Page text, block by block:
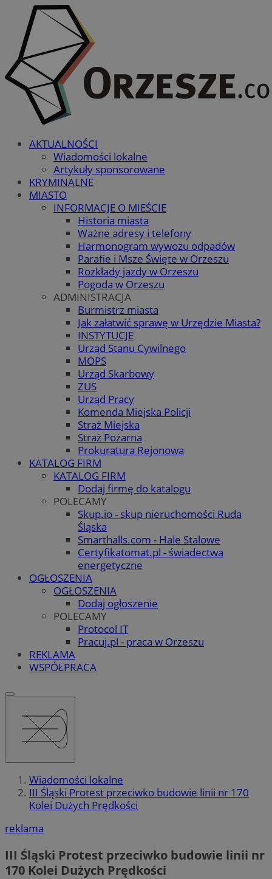
AKTUALNOŚCI
Wiadomości lokalne
Artykuły sponsorowane
KRYMINALNE
MIASTO
INFORMACJE O MIEŚCIE
Historia miasta
Ważne adresy i telefony
Harmonogram wywozu odpadów
Parafie i Msze Święte w Orzeszu
Rozkłady jazdy w Orzeszu
Pogoda w Orzeszu
ADMINISTRACJA
Burmistrz miasta
Jak załatwić sprawę w Urzędzie Miasta?
INSTYTUCJE
Urząd Stanu Cywilnego
MOPS
Urząd Skarbowy
ZUS
Urząd Pracy
Komenda Miejska Policji
Straż Miejska
Straż Pożarna
Prokuratura Rejonowa
KATALOG FIRM
KATALOG FIRM
Dodaj firmę do katalogu
POLECAMY
Skup.io - skup nieruchomości Ruda
Śląska
Smarthalls.com - Hale Stalowe
Certyfikatomat.pl - świadectwa
energetyczne
OGŁOSZENIA
OGŁOSZENIA
Dodaj ogłoszenie
POLECAMY
Protocol IT
Pracuj.pl - praca w Orzeszu
REKLAMA
WSPÓŁPRACA
Wiadomości lokalne
III Śląski Protest przeciwko budowie linii nr 170
Kolei Dużych Prędkości
reklama
III Śląski Protest przeciwko budowie linii nr
170 Kolei Dużych Prędkości